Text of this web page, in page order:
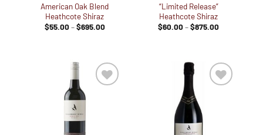
American Oak Blend
Heathcote Shiraz
$55.00 –$695.00Preisspanne:
“Limited Release”
Heathcote Shiraz
$60.00–$875.00
Wunschliste
hinzufügen
Wunschliste
hinzufügen